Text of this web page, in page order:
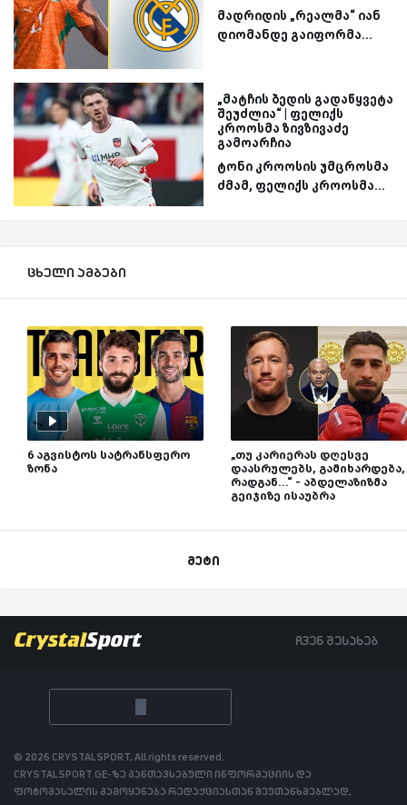
მადრიდის „რეალმა“ იან
დიომანდე გაიფორმა...
„მატჩის ბედის გადაწყვეტა
შეუძლია“ | ფელიქს
კროოსმა ზივზივაძე
გამოარჩია
ტონი კროოსის უმცროსმა
ძმამ, ფელიქს კროოსმა...
ცხელი ამბები
6 აგვისტოს სატრანსფერო
ზონა
„თუ კარიერას დღესვე
დაასრულებს, გამიხარდება,
რადგან...“ - აბდელაზიზმა
გეიჯიზე ისაუბრა
მეტი
ჩვენ შესახებ
© 2026 CRYSTALSPORT, All rights reserved.
CRYSTALSPORT.GE-ზე განთავსებული ინფორმაციის და
ფოტომასალის გამოყენება რედაქციასთან შეუთანხმებლად,